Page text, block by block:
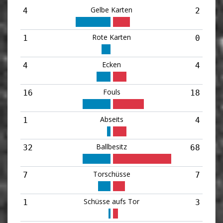
4 Gelbe Karten 2
1 Rote Karten 0
4 Ecken 4
16 Fouls 18
1 Abseits 4
32 Ballbesitz 68
7 Torschüsse 7
1 Schüsse aufs Tor 3